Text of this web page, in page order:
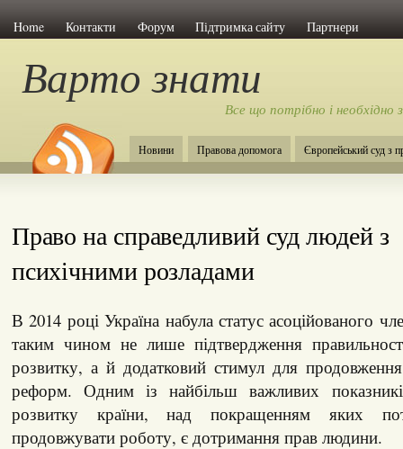
Home Контакти Форум Підтримка сайту Партнери
Варто знати
Все що потрібно і
Новини Правова допомога Європейський суд з
Право на справедливий суд людей з
психічними розладами
В 2014 році Україна набула статус асоційованого
таким чином не лише підтвердження
розвитку, а й додатковий стимул для
реформ. Одним із найбільш важливих
розвитку країни, над покращенням яких
продовжувати роботу, є дотримання прав людини.